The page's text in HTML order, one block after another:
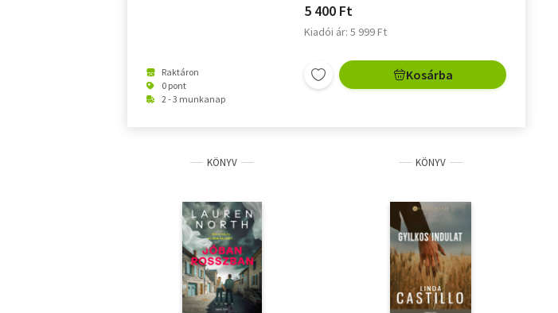
Raktáron
0 pont
2 - 3 munkanap
5 400 Ft
Kiadói ár: 5 999 Ft
Kosárba
KÖNYV KÖNYV